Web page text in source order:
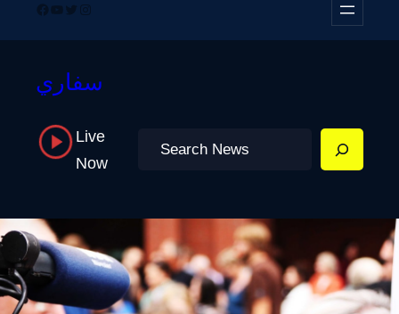
Facebook
YouTube
TwitterInstagram
سفاري
Live
Now
Search